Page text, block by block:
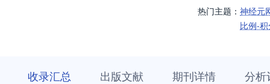
热门主题： 神经元
比例-
收录汇总 出版文献 期刊详情 分析